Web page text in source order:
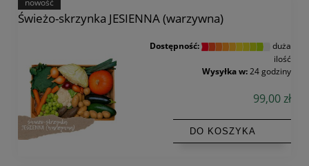
Świeżo-skrzynka JESIENNA (warzywna)
Dostępność:
duża
ilość
Wysyłka w:24 godziny
99,00 zł
DO KOSZYKA